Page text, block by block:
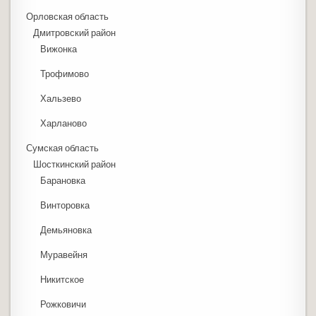
Орловская область
Дмитровский район
Вижонка
Трофимово
Хальзево
Харланово
Сумская область
Шосткинский район
Барановка
Винторовка
Демьяновка
Муравейня
Никитское
Рожковичи